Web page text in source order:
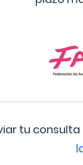
tu consulta